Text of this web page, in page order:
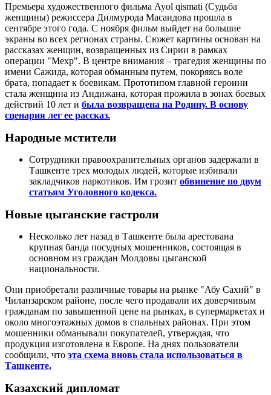
Премьера художественного фильма Ayol qismati (Судьба
женщины) режиссера Дилмурода Масаидова прошла в
сентябре этого года. С ноября фильм выйдет на большие
экраны во всех регионах страны. Сюжет картины основан на
рассказах женщин, возвращенных из Сирии в рамках
операции "Мехр". В центре внимания – трагедия женщины по
имени Сажида, которая обманным путем, покоряясь воле
брата, попадает к боевикам. Прототипом главной героини
стала женщина из Андижана, которая прожила в зонах боевых
действий 10 лет и была возвращена на Родину. В основу
сценария лег ее рассказ.
Народные мстители
Сотрудники правоохранительных органов задержали в
Ташкенте трех молодых людей, которые избивали
закладчиков наркотиков. Им грозит обвинение по двум
статьям Уголовного кодекса.
Новые цыганские гастроли
Несколько лет назад в Ташкенте была арестована
крупная банда посудных мошенников, состоящая в
основном из граждан Молдовы цыганской
национальности.
Они приобретали различные товары на рынке "Абу Сахий" в
Чиланзарском районе, после чего продавали их доверчивым
гражданам по завышенной цене на рынках, в супермаркетах и
около многоэтажных домов в спальных районах. При этом
мошенники обманывали покупателей, утверждая, что
продукция изготовлена в Европе. На днях пользователи
сообщили, что эта схема вновь стала использоваться в
Ташкенте.
Казахский дипломат